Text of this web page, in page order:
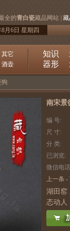
全的青白瓷藏品网站 |
8月6日 星期四
其它
酒壶
知识
器形
狗
南宋景
编 号:
尺 寸:
分 类:
已浏览:
微信电
上一条 -
湖田窑
态动人